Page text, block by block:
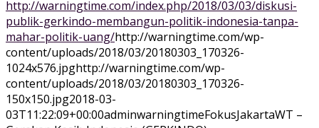
http://warningtime.com/index.php/2018/03/03/diskusi-
publik-gerkindo-membangun-politik-indonesia-tanpa-
mahar-politik-uang/http://warningtime.com/wp-
content/uploads/2018/03/20180303_170326-
1024x576.jpghttp://warningtime.com/wp-
content/uploads/2018/03/20180303_170326-
150x150.jpg2018-03-
03T11:22:09+00:00adminwarningtimeFokusJakartaWT –